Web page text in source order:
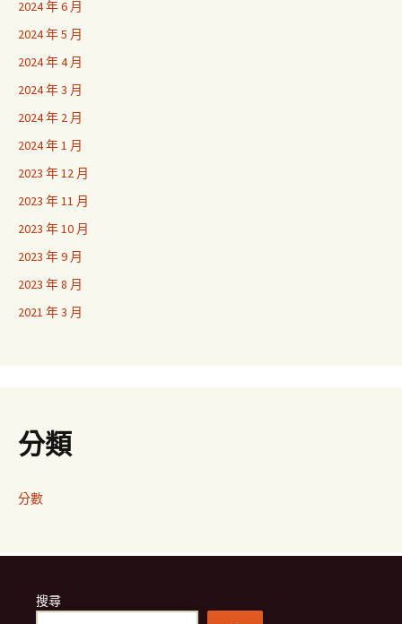
2024 年 6 月
2024 年 5 月
2024 年 4 月
2024 年 3 月
2024 年 2 月
2024 年 1 月
2023 年 12 月
2023 年 11 月
2023 年 10 月
2023 年 9 月
2023 年 8 月
2021 年 3 月
分類
分數
搜尋